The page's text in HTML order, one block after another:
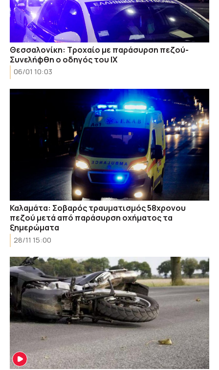
Θεσσαλονίκη: Τροχαίο με παράσυρση πεζού-
Συνελήφθη ο οδηγός του ΙΧ
06/01 10:03
Καλαμάτα: Σοβαρός τραυματισμός 58χρονου
πεζού μετά από παράσυρση οχήματος τα
ξημερώματα
28/11 15:00